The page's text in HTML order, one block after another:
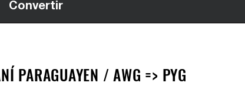
PARAGUAYEN / AWG => PYG